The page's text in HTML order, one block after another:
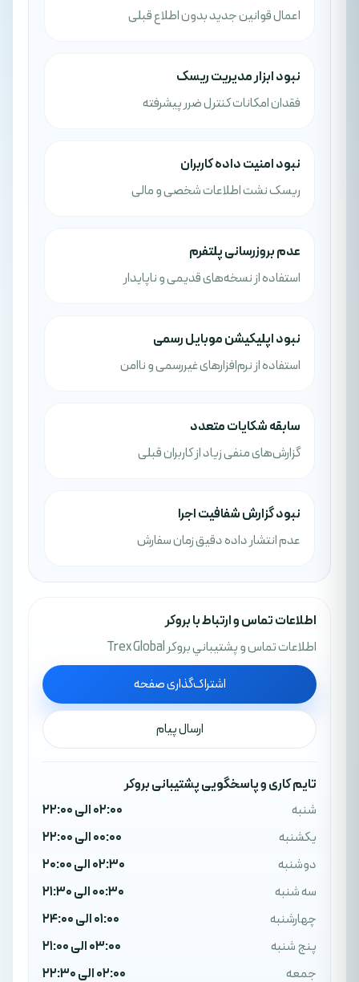
اعمال قوانین جدید بدون اطلاع قبلی
نبود ابزار مدیریت ریسک
فقدان امکانات کنترل ضرر پیشرفته
نبود امنیت داده کاربران
ریسک نشت اطلاعات شخصی و مالی
عدم بروزرسانی پلتفرم
استفاده از نسخه‌های قدیمی و ناپایدار
نبود اپلیکیشن موبایل رسمی
استفاده از نرم‌افزارهای غیررسمی و ناامن
سابقه شکایات متعدد
گزارش‌های منفی زیاد از کاربران قبلی
نبود گزارش شفافیت اجرا
عدم انتشار داده دقیق زمان سفارش
اطلاعات تماس و ارتباط با بروکر
اطلاعات تماس و پشتيباني بروکر Trex Global
اشتراک‌گذاری صفحه
ارسال پیام
تایم کاری و پاسخگویی پشتیبانی بروکر
شنبه
02:00 الی 22:00
یکشنبه
00:00 الی 22:00
دوشنبه
02:30 الی 20:00
سه شنبه
00:30 الی 21:30
چهارشنبه
01:00 الی 24:00
پنج شنبه
03:00 الی 21:00
جمعه
02:00 الی 22:30